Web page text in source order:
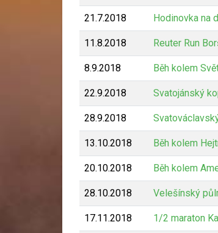
21.7.2018 Hodinovka na
11.8.2018 Reuter Run
8.9.2018 Běh kolem
22.9.2018 Svatojánský
28.9.2018
13.10.2018 Běh kolem
20.10.2018 Běh kolem
28.10.2018 Velešínský
17.11.2018 1/2 maraton